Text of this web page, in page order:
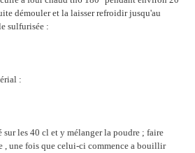
démouler et la laisser refroidir jusqu'au
sulfurisée :
:
les 40 cl et y mélanger la poudre ; faire
, une fois que celui-ci commence a bouillir